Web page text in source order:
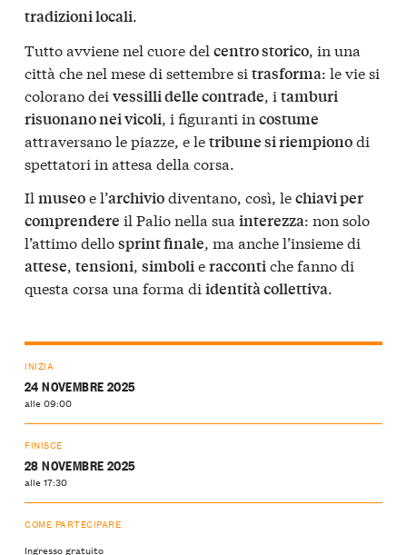
tradizioni locali.
Tutto avviene nel cuore del centro storico, in una
città che nel mese di settembre si trasforma: le vie si
colorano dei vessilli delle contrade, i tamburi
risuonano nei vicoli, i figuranti in costume
attraversano le piazze, e letribune si riempionodi
spettatori in attesa della corsa.
Il museoe l’archiviodiventano, così, lechiavi per
comprendere il Palio nella sua interezza: non solo
l’attimo dellosprint finale, ma anche l’insieme di
attese, tensioni, simbolieraccontiche fanno di
questa corsa una forma di identità collettiva.
INIZIA
24 NOVEMBRE 2025
alle 09:00
FINISCE
28 NOVEMBRE 2025
alle 17:30
COME PARTECIPARE
Ingresso gratuito